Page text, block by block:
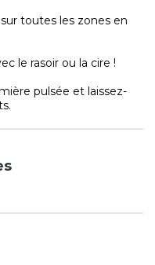
toutes les zones en
le rasoir ou la cire !
pulsée et laissez-